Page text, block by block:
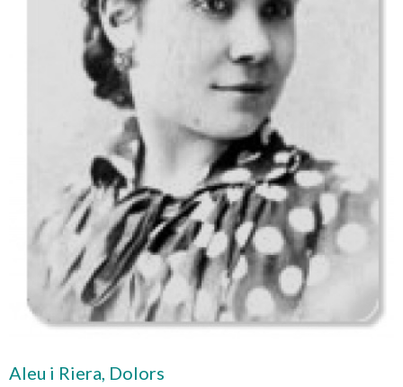
Aleu i Riera, Dolors